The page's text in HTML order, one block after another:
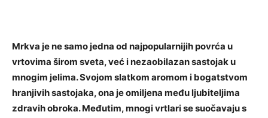
Mrkva je ne samo jedna od najpopularnijih povrća u
vrtovima širom sveta, već i nezaobilazan sastojak u
mnogim jelima. Svojom slatkom aromom i bogatstvom
hranjivih sastojaka, ona je omiljena među ljubiteljima
zdravih obroka. Međutim, mnogi vrtlari se suočavaju s